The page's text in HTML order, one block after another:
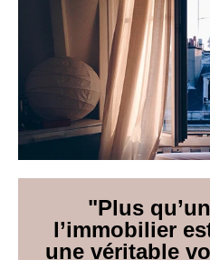
"Plus
l’immobilier
une véritable